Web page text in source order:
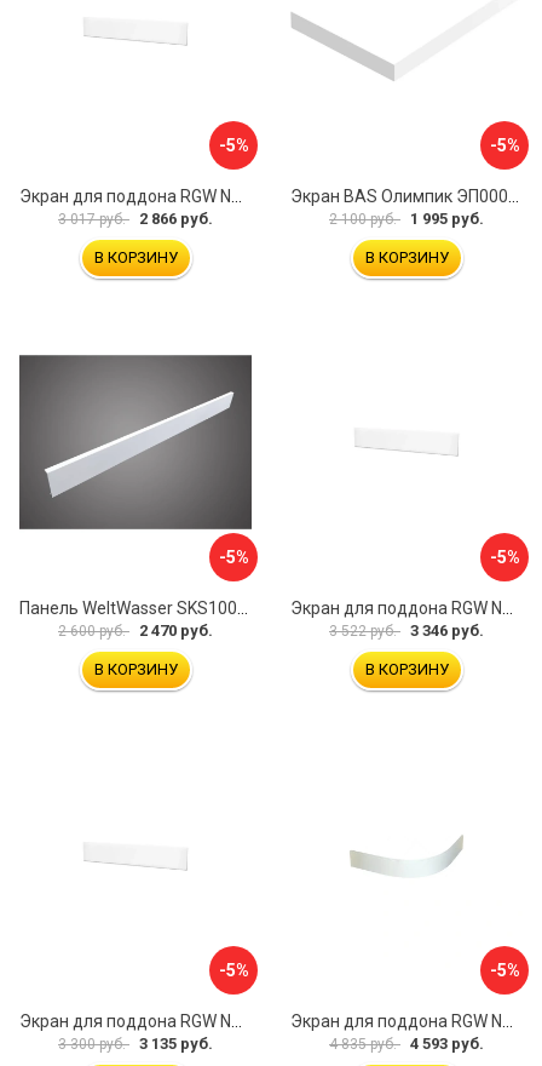
-5%
3 017 руб. 2 866 руб.
В КОРЗИНУ
-5%
2 100 руб. 1 995 руб.
В КОРЗИНУ
-5%
Панель WeltWasser SKS100-WT 10000004396
2 600 руб. 2 470 руб.
В КОРЗИНУ
-5%
Экран для поддона RGW NG-21 03231480-01
3 522 руб. 3 346 руб.
В КОРЗИНУ
-5%
3 300 руб. 3 135 руб.
-5%
4 835 руб. 4 593 руб.